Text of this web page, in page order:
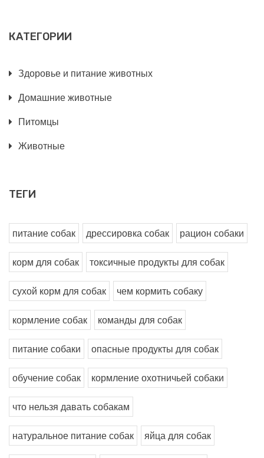
КАТЕГОРИИ
Здоровье и питание животных
Домашние животные
Питомцы
Животные
ТЕГИ
питание собак дрессировка собак рацион собаки
корм для собак токсичные продукты для собак
сухой корм для собак чем кормить собаку
кормление собак команды для собак
питание собаки опасные продукты для собак
обучение собак кормление охотничьей собаки
что нельзя давать собакам
натуральное питание собак яйца для собак